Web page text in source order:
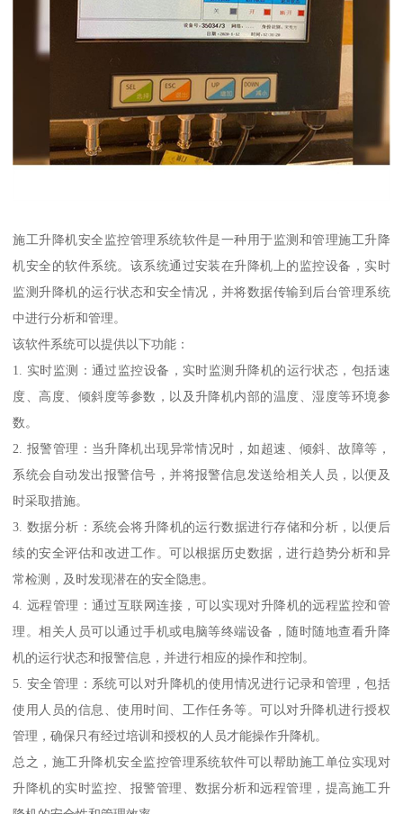
施工升降机安全监控管理系统软件是一种用于监测和管理施工升降
机安全的软件系统。该系统通过安装在升降机上的监控设备，实时
监测升降机的运行状态和安全情况，并将数据传输到后台管理系统
中进行分析和管理。
该软件系统可以提供以下功能：
1. 实时监测：通过监控设备，实时监测升降机的运行状态，包括速
度、高度、倾斜度等参数，以及升降机内部的温度、湿度等环境参
数。
2. 报警管理：当升降机出现异常情况时，如超速、倾斜、故障等，
系统会自动发出报警信号，并将报警信息发送给相关人员，以便及
时采取措施。
3. 数据分析：系统会将升降机的运行数据进行存储和分析，以便后
续的安全评估和改进工作。可以根据历史数据，进行趋势分析和异
常检测，及时发现潜在的安全隐患。
4. 远程管理：通过互联网连接，可以实现对升降机的远程监控和管
理。相关人员可以通过手机或电脑等终端设备，随时随地查看升降
机的运行状态和报警信息，并进行相应的操作和控制。
5. 安全管理：系统可以对升降机的使用情况进行记录和管理，包括
使用人员的信息、使用时间、工作任务等。可以对升降机进行授权
管理，确保只有经过培训和授权的人员才能操作升降机。
总之，施工升降机安全监控管理系统软件可以帮助施工单位实现对
升降机的实时监控、报警管理、数据分析和远程管理，提高施工升